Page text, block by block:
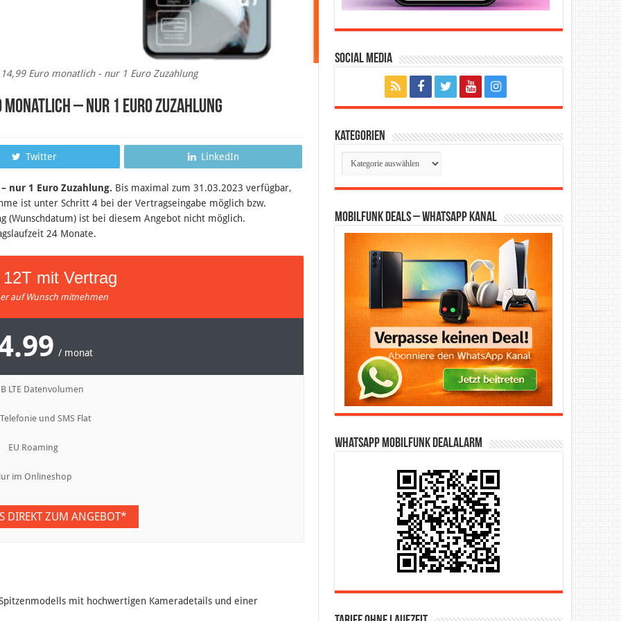
Euro monatlich - nur 1 Euro Zuzahlung
monatlich – nur 1 Euro Zuzahlung
Twitter LinkedIn
nur 1 Euro Zuzahlung. Bis maximal zum 31.03.2023 verfügbar,
ist unter Schritt 4 bei der Vertragseingabe möglich bzw.
(Wunschdatum) ist bei diesem Angebot nicht möglich.
24 Monate.
mit Vertrag
auf Wunsch mitnehmen
/ monat
LTE Datenvolumen
und SMS Flat
EU Roaming
im Onlineshop
DIREKT ZUM ANGEBOT*
mit hochwertigen Kameradetails und einer
Social Media
Kategorien
Kategorien
Mobilfunk Deals – WhatsApp Kanal
WhatsApp Mobilfunk DealAlarm